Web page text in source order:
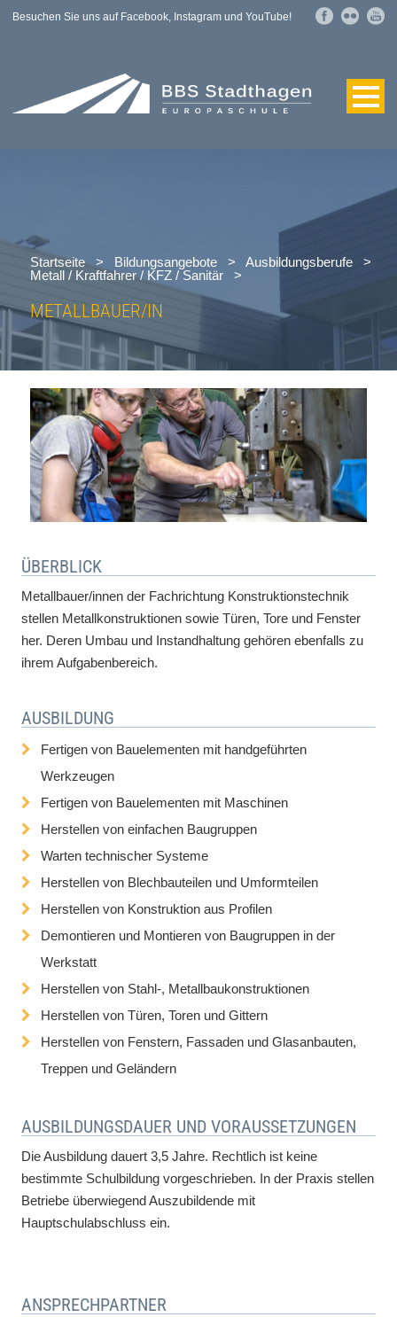
Besuchen Sie uns auf Facebook, Instagram und YouTube!
Startseite > Bildungsangebote > Ausbildungsberufe
>
Metall / Kraftfahrer / KFZ / Sanitär
>
METALLBAUER/IN
ÜBERBLICK
Metallbauer/innen der Fachrichtung Konstruktionstechnik
stellen Metallkonstruktionen sowie Türen, Tore und Fenster
her. Deren Umbau und Instandhaltung gehören ebenfalls zu
ihrem Aufgabenbereich.
AUSBILDUNG
Fertigen von Bauelementen mit handgeführten
Werkzeugen
Fertigen von Bauelementen mit Maschinen
Herstellen von einfachen Baugruppen
Warten technischer Systeme
Herstellen von Blechbauteilen und Umformteilen
Herstellen von Konstruktion aus Profilen
Demontieren und Montieren von Baugruppen in der
Werkstatt
Herstellen von Stahl-, Metallbaukonstruktionen
Herstellen von Türen, Toren und Gittern
Herstellen von Fenstern, Fassaden und Glasanbauten,
Treppen und Geländern
AUSBILDUNGSDAUER UND VORAUSSETZUNGEN
Die Ausbildung dauert 3,5 Jahre. Rechtlich ist keine
bestimmte Schulbildung vorgeschrieben. In der Praxis stellen
Betriebe überwiegend Auszubildende mit
Hauptschulabschluss ein.
ANSPRECHPARTNER